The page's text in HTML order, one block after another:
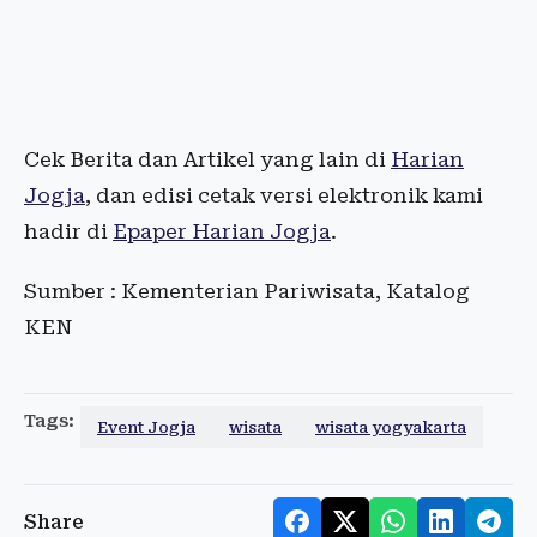
Cek Berita dan Artikel yang lain di Harian
Jogja, dan edisi cetak versi elektronik kami
hadir di Epaper Harian Jogja.
Sumber : Kementerian Pariwisata, Katalog
KEN
Tags: Event Jogja wisata wisata yogyakarta
Share